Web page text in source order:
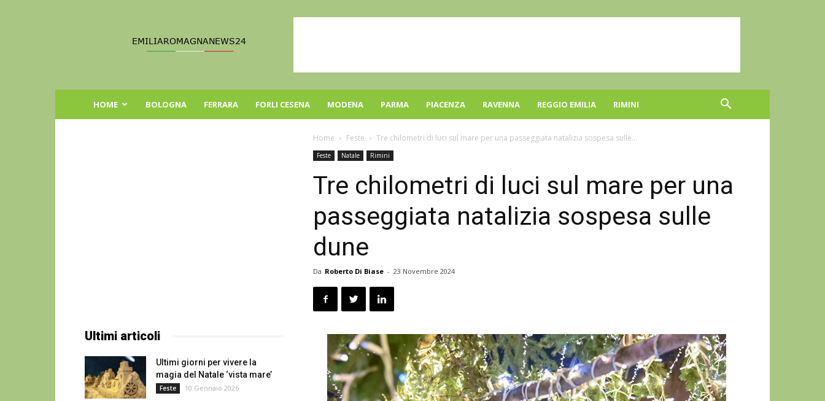
Romagna
HOME BOLOGNA FERRARA FORLI CESENA MODENA PARMA PIACENZA RAVENNA REGGIO EMILIA RIMINI
Home Feste Tre chilometri di luci sul mare per una passeggiata natalizia sospesa sulle...
Feste Natale Rimini
Tre chilometri di luci sul mare per una
passeggiata natalizia sospesa sulle
dune
Da Roberto Di Biase - 23 Novembre 2024
Ultimi articoli
Ultimi giorni per vivere la
magia del Natale ‘vista mare’
Feste 10 Gennaio 2026